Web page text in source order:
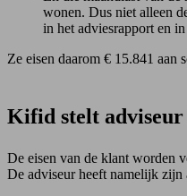
wonen. Dus niet alleen
in het adviesrapport en
Ze eisen daarom € 15.841 aan
Kifid stelt
De eisen van de klant worden
De adviseur heeft namelijk